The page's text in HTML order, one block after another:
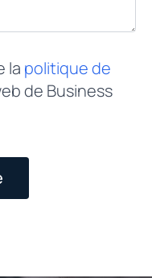
la politique de
de Business